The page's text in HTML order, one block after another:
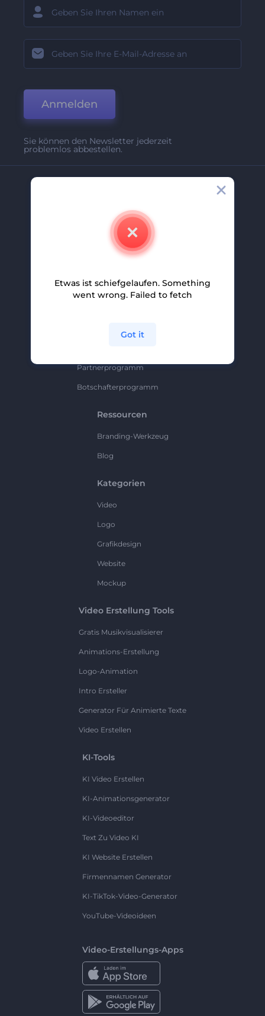
Anmelden
Sie können den Newsletter jederzeit
problemlos abbestellen.
Partnerprogramm
Partnerprogramm
Botschafterprogramm
Ressourcen
Branding-Werkzeug
Blog
Kategorien
Video
Logo
Grafikdesign
Website
Mockup
Video Erstellung Tools
Gratis Musikvisualisierer
Animations-Erstellung
Logo-Animation
Intro Ersteller
Generator Für Animierte Texte
Video Erstellen
KI-Tools
KI Video Erstellen
KI-Animationsgenerator
KI-Videoeditor
Text Zu Video KI
KI Website Erstellen
Firmennamen Generator
KI-TikTok-Video-Generator
YouTube-Videoideen
Video-Erstellungs-Apps
Etwas ist schiefgelaufen. Something
went wrong. Failed to fetch
Got it